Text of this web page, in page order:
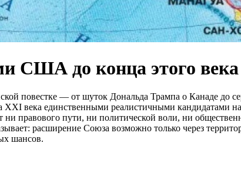
США до конца этого века
повестке — от шуток Дональда Трампа о Канаде до
века единственными реалистичными кандидатами
правового пути, ни политической воли, ни
расширение Союза возможно только через
шансов.